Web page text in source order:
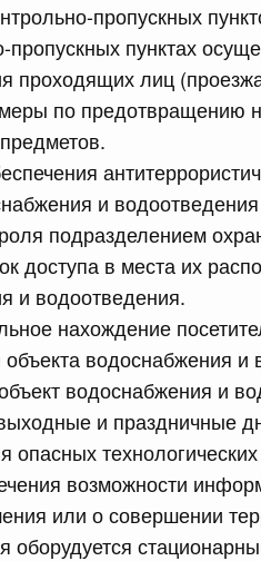
пропускных
пропускных пунктах
проходящих лиц
по предотвращению
и
подразделением
доступа в места их
и водоотведения.
нахождение
объекта водоснабжения и
водоснабжения и
и праздничные
опасных
возможности
или о совершении
оборудуется
14 июля, вторник
Российской Федерации от
публично-правовой
июля, понедельник
Российской Федерации от
Правительства Российской
Российской Федерации от
Правительства Российской